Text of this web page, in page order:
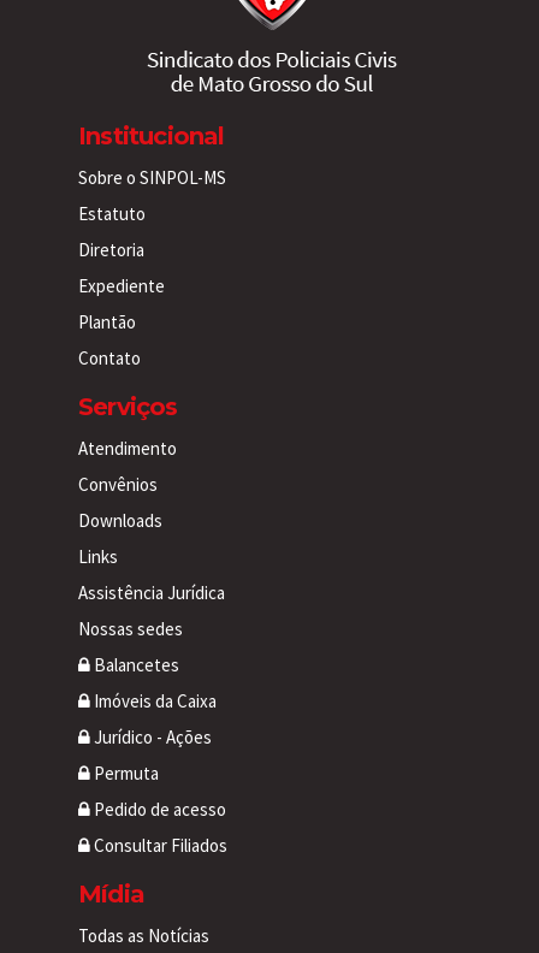
Institucional
Sobre o SINPOL-MS
Estatuto
Diretoria
Expediente
Plantão
Contato
Serviços
Atendimento
Convênios
Downloads
Links
Assistência Jurídica
Nossas sedes
Balancetes
Imóveis da Caixa
Jurídico - Ações
Permuta
Pedido de acesso
Consultar Filiados
Mídia
Todas as Notícias